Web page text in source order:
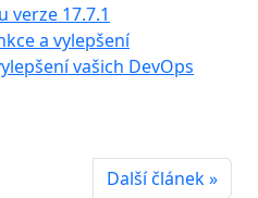
verze 17.7.1
a vylepšení
vašich DevOps
Další článek »